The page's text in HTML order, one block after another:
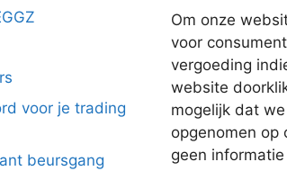
voor je trading
beursgang
Om onze
voor
vergoeding
website
mogelijk dat
opgenomen op
geen